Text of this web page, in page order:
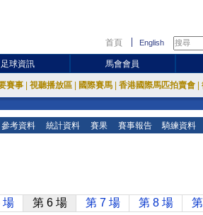
首頁 English
足球資訊 馬會會員
賽事 視聽播放區 國際賽馬 香港國際馬匹拍賣會
參考資料 統計資料 賽果 賽事報告 騎練資料
場 第 6 場 第 7 場 第 8 場